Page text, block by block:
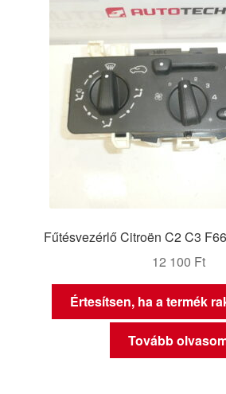
Fűtésvezérlő Citroën C2 C3
12 100 Ft
Értesítsen, ha a termék
Tovább